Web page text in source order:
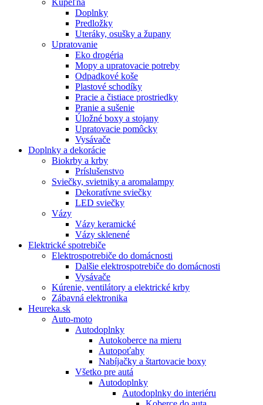
Kúpeľňa
Doplnky
Predložky
Uteráky, osušky a župany
Upratovanie
Eko drogéria
Mopy a upratovacie potreby
Odpadkové koše
Plastové schodíky
Pracie a čistiace prostriedky
Pranie a sušenie
Úložné boxy a stojany
Upratovacie pomôcky
Vysávače
Doplnky a dekorácie
Biokrby a krby
Príslušenstvo
Sviečky, svietniky a aromalampy
Dekoratívne sviečky
LED sviečky
Vázy
Vázy keramické
Vázy sklenené
Elektrické spotrebiče
Elektrospotrebiče do domácnosti
Dalšie elektrospotrebiče do domácnosti
Vysávače
Kúrenie, ventilátory a elektrické krby
Zábavná elektronika
Heureka.sk
Auto-moto
Autodoplnky
Autokoberce na mieru
Autopoťahy
Nabíjačky a štartovacie boxy
Všetko pre autá
Autodoplnky
Autodoplnky do interiéru